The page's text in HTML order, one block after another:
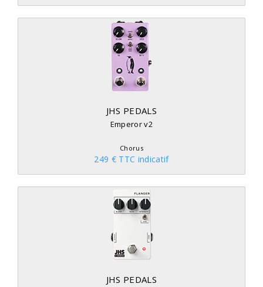
JHS PEDALS
Emperor v2
Chorus
249 € TTC indicatif
JHS PEDALS